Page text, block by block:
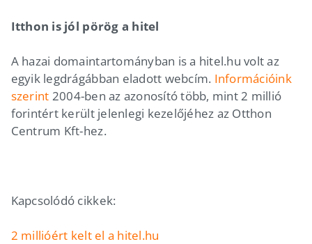
Itthon is jól pörög a hitel
A hazai domaintartományban is a hitel.hu volt az
egyik legdrágábban eladott webcím. Információink
szerint 2004-ben az azonosító több, mint 2 millió
forintért került jelenlegi kezelőjéhez az Otthon
Centrum Kft-hez.
Kapcsolódó cikkek:
2 millióért kelt el a hitel.hu